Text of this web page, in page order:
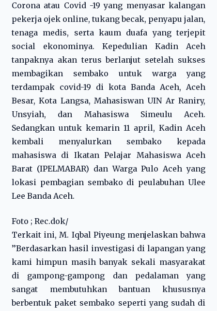
Corona atau Covid -19 yang menyasar kalangan
pekerja ojek online, tukang becak, penyapu jalan,
tenaga medis, serta kaum duafa yang terjepit
social ekonominya. Kepedulian Kadin Aceh
tanpaknya akan terus berlanjut setelah sukses
membagikan sembako untuk warga yang
terdampak covid-19 di kota Banda Aceh, Aceh
Besar, Kota Langsa, Mahasiswan UIN Ar Raniry,
Unsyiah, dan Mahasiswa Simeulu Aceh.
Sedangkan untuk kemarin 11 april, Kadin Aceh
kembali menyalurkan sembako kepada
mahasiswa di Ikatan Pelajar Mahasiswa Aceh
Barat (IPELMABAR) dan Warga Pulo Aceh yang
lokasi pembagian sembako di peulabuhan Ulee
Lee Banda Aceh.
Foto ; Rec.dok/
Terkait ini, M. Iqbal Piyeung menjelaskan bahwa
’’Berdasarkan hasil investigasi di lapangan yang
kami himpun masih banyak sekali masyarakat
di gampong-gampong dan pedalaman yang
sangat membutuhkan bantuan khususnya
berbentuk paket sembako seperti yang sudah di